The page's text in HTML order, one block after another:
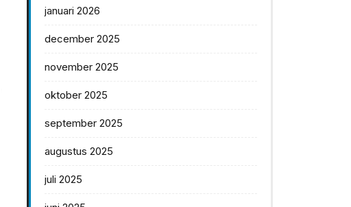
januari 2026
december 2025
november 2025
oktober 2025
september 2025
augustus 2025
juli 2025